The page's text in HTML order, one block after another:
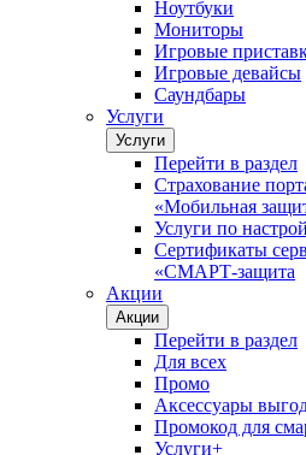
Ноутбуки
Мониторы
Игровые
Игровые девайсы
Саундбары
Услуги
Услуги
Перейти в раздел
Страхование
«Мобильная
Услуги по
Сертификаты
«СМАРТ-защита
Акции
Акции
Перейти в раздел
Для всех
Промо
Аксессуары
Промокод для
Услуги+